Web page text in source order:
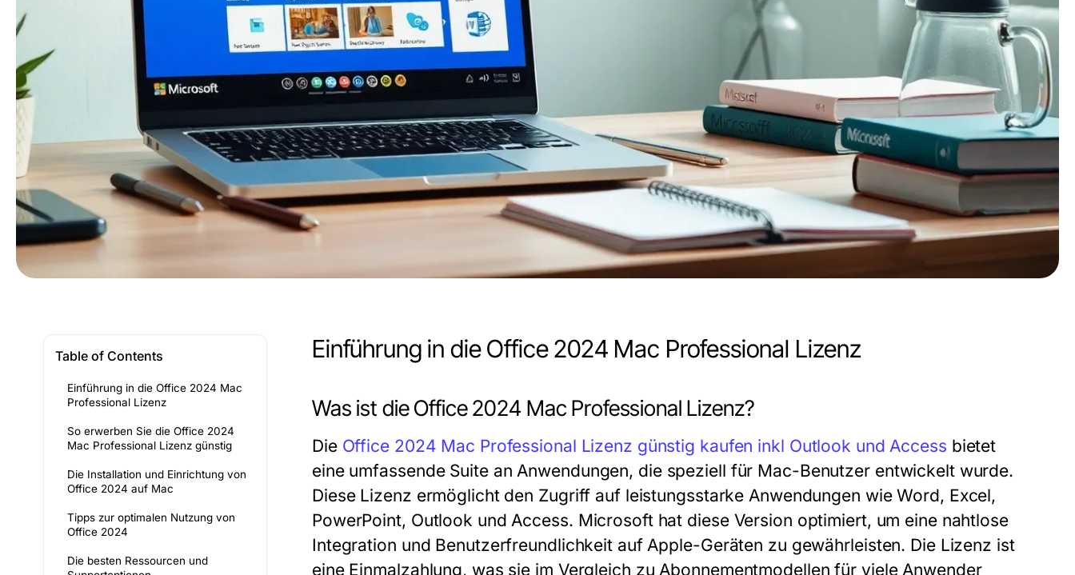
Table of Contents
Einführung in die Office 2024 Mac
Professional Lizenz
So erwerben Sie die Office 2024
Mac Professional Lizenz günstig
Die Installation und Einrichtung von
Office 2024 auf Mac
Tipps zur optimalen Nutzung von
Office 2024
Die besten Ressourcen und
Einführung in die Office 2024 Mac Professional Lizenz
Was ist die Office 2024 Mac Professional Lizenz?
Die Office 2024 Mac Professional Lizenz günstig kaufen inkl Outlook und Access bietet
eine umfassende Suite an Anwendungen, die speziell für Mac-Benutzer entwickelt wurde.
Diese Lizenz ermöglicht den Zugriff auf leistungsstarke Anwendungen wie Word, Excel,
PowerPoint, Outlook und Access. Microsoft hat diese Version optimiert, um eine nahtlose
Integration und Benutzerfreundlichkeit auf Apple-Geräten zu gewährleisten. Die Lizenz ist
eine Einmalzahlung, was sie im Vergleich zu Abonnementmodellen für viele Anwender